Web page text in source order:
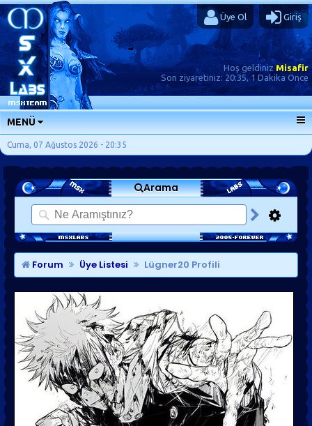
Üye Ol Giriş
Hoş geldinizMisafir
Son ziyaretiniz: 20:35, 1 Dakika Önce
MENÜ
ANA SAYFA
FORUMLAR
SORU-CEVAP
GÜNLÜKLER
SON MESAJLAR
KISAYOLLAR
Cuma, 07 Ağustos 2026 - 20:35
Arama
Forum Üye Listesi Lügner20 Profili